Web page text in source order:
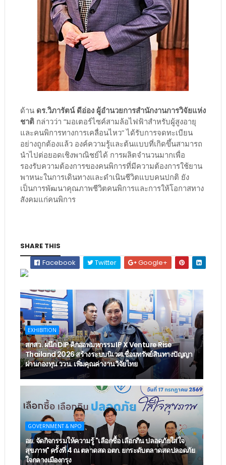
ด้าน ดร.วิภารัตน์ ดีอ่อง ผู้อำนวยการสำนักงานการวิจัยแห่ง
ชาติกล่าวว่า “มอเตอร์ไซค์สามล้อไฟฟ้าสำหรับผู้สูงอายุ
และคนพิการทางการเคลื่อนไหว” ได้รับการจดทะเบียน
อย่างถูกต้องแล้ว องค์ความรู้และต้นแบบที่เกิดขึ้นสามารถ
นำไปต่อยอดเชิงพาณิชย์ได้ การผลิตจำนวนมากเพื่อ
รองรับความต้องการของคนพิการที่มีความต้องการใช้ยาน
พาหนะในการเดินทางและดำเนินชีวิตแบบคนปกติ ยัง
เป็นการพัฒนาคุณภาพชีวิตคนพิการและการให้โอกาสทาง
สังคมแก่คนพิการ
SHARE THIS
Facebook
Twitter Google+
EXHIBITION
สกสว. ผนึก DIP คิกออฟมหกรรม IP X Venture Rise
Thailand 2026 สร้างระบบนิเวศเชื่อมทรัพย์สินทางปัญญา
ผ่านกองทุน ววน. เพิ่มคุณค่างานวิจัยไทย
GOVERNMENT & NPO
อย. จัดกิจกรรมให้ความรู้ "เลือกซื้อ เลือกกิน ปลอดภัยใส่ใจ
สุขภาพ" ครั้งที่ 4 ณ ตลาดสด อตก. ยกระดับตลาดสดปลอดภัย
ใจกลางเมืองกรุง